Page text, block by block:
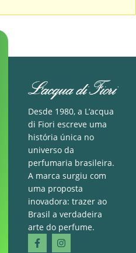
Desde 1980, a L’acqua
di Fiori escreve uma
história única no
universo da
perfumaria brasileira.
A marca surgiu com
uma proposta
inovadora: trazer ao
Brasil a verdadeira
arte do perfume.